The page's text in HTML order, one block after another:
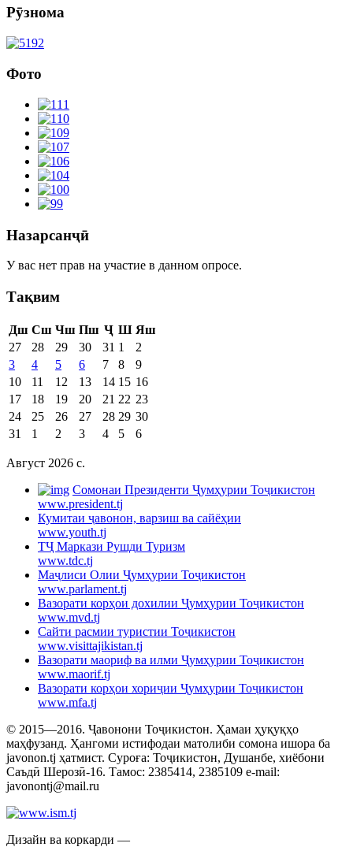
Рӯзнома
Фото
Назарсанҷӣ
У вас нет прав на участие в данном опросе.
Тақвим
Дш Сш Чш Пш Ҷ Ш Яш
27
28 29 30 31 1
2
3
4 5 6 7 8
9
10
11 12 13 14 15 16
17
18 19 20 21 22 23
24
25 26 27 28 29 30
31
1 2 3 4 5 6
Август 2026 c.
Cомонаи Президенти Ҷумҳурии Тоҷикистон
www.president.tj
Кумитаи ҷавонон, варзиш ва сайёҳии
www.youth.tj
ТҶ Маркази Рушди Туризм
www.tdc.tj
Маҷлиси Олии Ҷумҳурии Тоҷикистон
www.parlament.tj
Вазорати корҳои дохилии Ҷумҳурии Тоҷикистон
www.mvd.tj
Сайти расмии туристии Тоҷикистон
www.visittajikistan.tj
Вазорати маориф ва илми Ҷумҳурии Тоҷикистон
www.maorif.tj
Вазорати корҳои хориҷии Ҷумҳурии Тоҷикистон
www.mfa.tj
© 2015—2016. Ҷавонони Тоҷикистон. Ҳамаи ҳуқуқҳо
маҳфузанд. Ҳангоми истифодаи матолиби сомона ишора ба
javonon.tj ҳатмист. Суроға: Тоҷикистон, Душанбе, хиёбони
Саъдӣ Шерозӣ-16. Тамос: 2385414, 2385109 e-mail:
javonontj@mail.ru
Дизайн ва коркарди —